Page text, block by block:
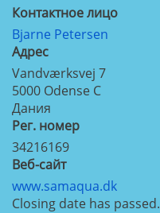
Контактное лицо
Bjarne Petersen
Aдрес
Vandværksvej 7
5000 Odense C
Дания
Рег. номер
34216169
Веб-сайт
www.samaqua.dk
Closing date has passed.